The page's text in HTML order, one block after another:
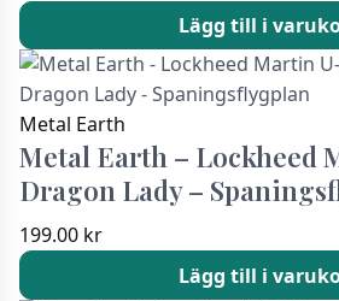
Lägg till i
Metal Earth
Metal Earth – Lockheed
Dragon Lady –
199.00 kr
Lägg till i